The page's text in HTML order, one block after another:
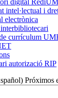
intel·lectual i
electrònica
currículum
autorizació RIP
Próximos